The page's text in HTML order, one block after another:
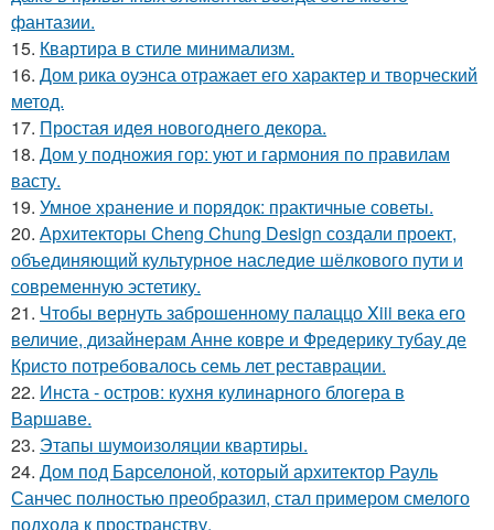
фантазии.
15. Квартира в стиле минимализм.
16. Дом рика оуэнса отражает его характер и творческий
метод.
17. Простая идея новогоднего декора.
18. Дом у подножия гор: уют и гармония по правилам
васту.
19. Умное хранение и порядок: практичные советы.
20. Архитекторы Cheng Chung Design создали проект,
объединяющий культурное наследие шёлкового пути и
современную эстетику.
21. Чтобы вернуть заброшенному палаццо Xiii века его
величие, дизайнерам Анне ковре и Фредерику тубау де
Кристо потребовалось семь лет реставрации.
22. Инста - остров: кухня кулинарного блогера в
Варшаве.
23. Этапы шумоизоляции квартиры.
24. Дом под Барселоной, который архитектор Рауль
Санчес полностью преобразил, стал примером смелого
подхода к пространству.